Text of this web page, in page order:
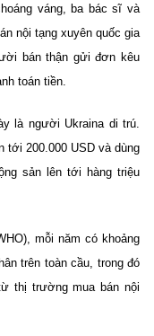
váng, ba bác sĩ và
nội tạng xuyên quốc gia
bán thận gửi đơn kêu
toán tiền.
là người Ukraina di trú.
tới 200.000 USD và dùng
sản lên tới hàng triệu
mỗi năm có khoảng
trên toàn cầu, trong đó
thị trường mua bán nội